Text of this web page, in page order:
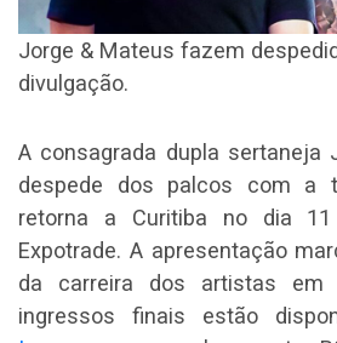
Jorge & Mateus fazem
divulgação.
A consagrada dupla sertaneja
despede dos palcos com a
retorna a Curitiba no dia
Expotrade. A apresentação
da carreira dos artistas em
ingressos finais estão